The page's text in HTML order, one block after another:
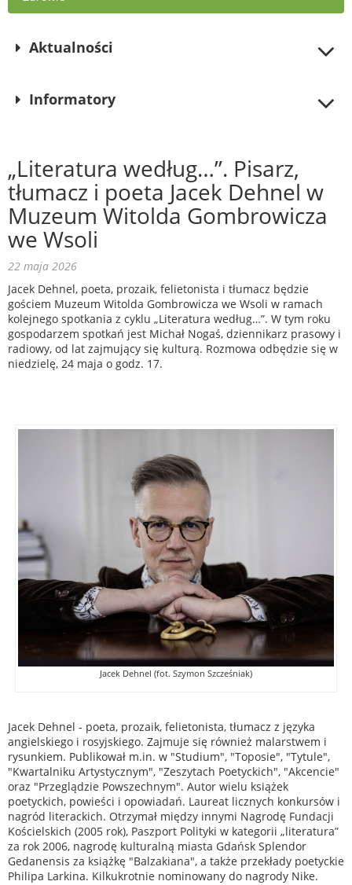
Aktualności
Informatory
„Literatura według…”. Pisarz,
tłumacz i poeta Jacek Dehnel w
Muzeum Witolda Gombrowicza
we Wsoli
22 maja 2026
Jacek Dehnel, poeta, prozaik, felietonista i tłumacz będzie
gościem Muzeum Witolda Gombrowicza we Wsoli w ramach
kolejnego spotkania z cyklu „Literatura według…”. W tym roku
gospodarzem spotkań jest Michał Nogaś, dziennikarz prasowy i
radiowy, od lat zajmujący się kulturą. Rozmowa odbędzie się w
niedzielę, 24 maja o godz. 17.
Jacek Dehnel (fot. Szymon Szcześniak)
Jacek Dehnel - poeta, prozaik, felietonista, tłumacz z języka
angielskiego i rosyjskiego. Zajmuje się również malarstwem i
rysunkiem. Publikował m.in. w "Studium", "Toposie", "Tytule",
"Kwartalniku Artystycznym", "Zeszytach Poetyckich", "Akcencie"
oraz "Przeglądzie Powszechnym". Autor wielu książek
poetyckich, powieści i opowiadań. Laureat licznych konkursów i
nagród literackich. Otrzymał między innymi Nagrodę Fundacji
Kościelskich (2005 rok), Paszport Polityki w kategorii „literatura”
za rok 2006, nagrodę kulturalną miasta Gdańsk Splendor
Gedanensis za książkę "Balzakiana", a także przekłady poetyckie
Philipa Larkina. Kilkukrotnie nominowany do nagrody Nike.